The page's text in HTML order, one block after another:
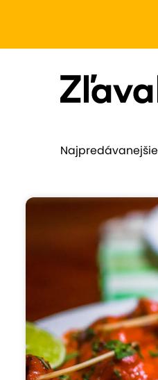
Najpredávanejšie